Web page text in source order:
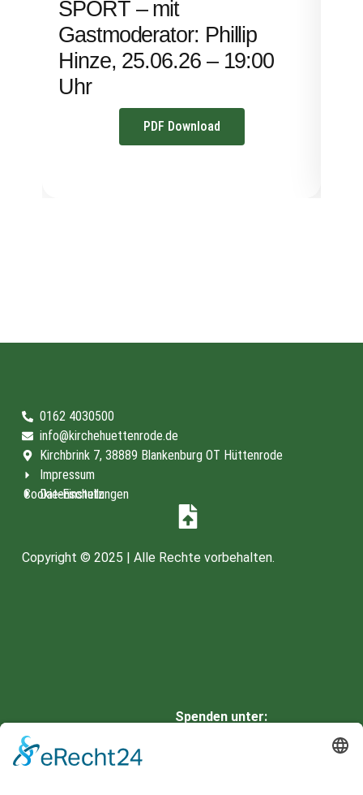
SPORT – mit
Gastmoderator: Phillip
Hinze, 25.06.26 – 19:00
Uhr
PDF Download
Copyright © 2025 | Alle Rechte vorbehalten.
0162 4030500
info@kirchehuettenrode.de
Kirchbrink 7, 38889 Blankenburg OT Hüttenrode
Impressum
Datenschutz
Cookie-Einstellungen
Spenden unter: